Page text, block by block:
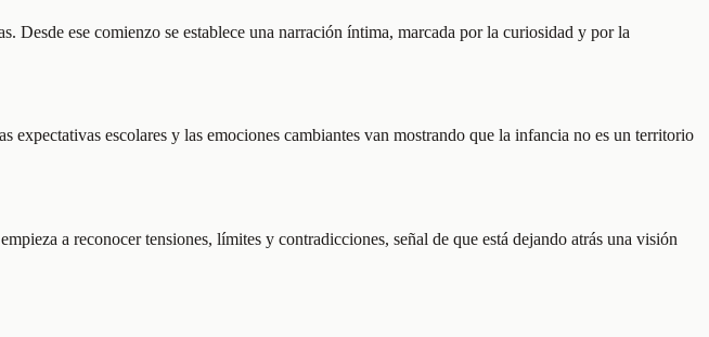
Desde ese comienzo se establece una narración íntima, marcada por la curiosidad y por la
escolares y las emociones cambiantes van mostrando que la infancia no es un territorio
a reconocer tensiones, límites y contradicciones, señal de que está dejando atrás una visión